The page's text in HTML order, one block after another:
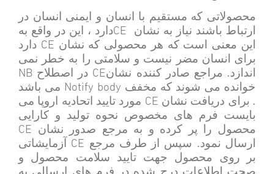
محصولاتی که مستقیم با انسان و ایمنی انسان در
ارتباط باشند نیاز به نشان
CEدارد ، این در واقع به
این معنی است که هر محصولی که نشان CE دارد
برای انسان مضر نیست و سلامتی را به خطر نمی
اندازد. مراجع صادر کننده نشانCE در اصطلاح NB
خوانده می شوند که مخفف Notify body می باشد
. برای دریافت نشان CE مورد تایید اتحادیه اروپا می
بایست فرم های مخصوص نحوه تولید و کارایی
محصول را پر کرده و به مرجع صدور نشان CE
ارسال نمود. سپس از طرف مرجع CE آزمایشاتی
بر روی محصول جهت تایید سلامت محصول و
صحت اطلاعات درج شده در فرم های ارسالی به